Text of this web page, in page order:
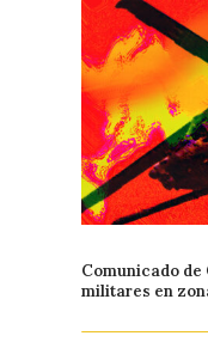
Comunicado de
militares en